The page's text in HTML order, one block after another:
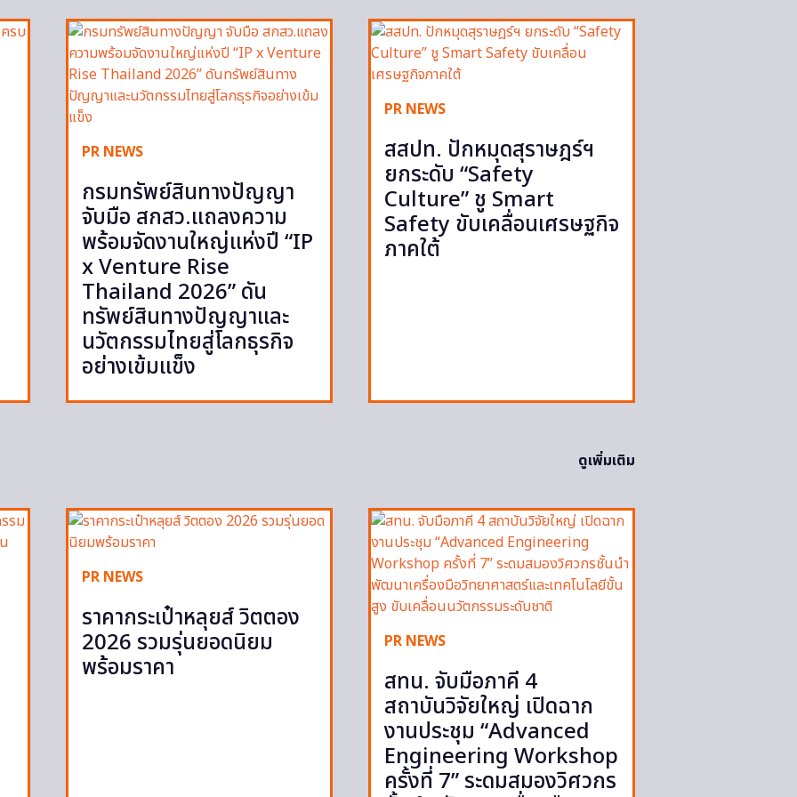
PR NEWS
กรมทรัพย์สินทางปัญญา
จับมือ สกสว.แถลงความ
พร้อมจัดงานใหญ่แห่งปี “IP
x Venture Rise
Thailand 2026” ดัน
ทรัพย์สินทางปัญญาและ
นวัตกรรมไทยสู่โลกธุรกิจ
อย่างเข้มแข็ง
PR NEWS
สสปท. ปักหมุดสุราษฎร์ฯ
ยกระดับ “Safety
Culture” ชู Smart
Safety ขับเคลื่อนเศรษฐกิจ
ภาคใต้
ดูเพิ่มเติม
PR NEWS
ราคากระเป๋าหลุยส์ วิตตอง
2026 รวมรุ่นยอดนิยม
พร้อมราคา
PR NEWS
สทน. จับมือภาคี 4
สถาบันวิจัยใหญ่ เปิดฉาก
งานประชุม “Advanced
Engineering Workshop
ครั้งที่ 7” ระดมสมองวิศวกร